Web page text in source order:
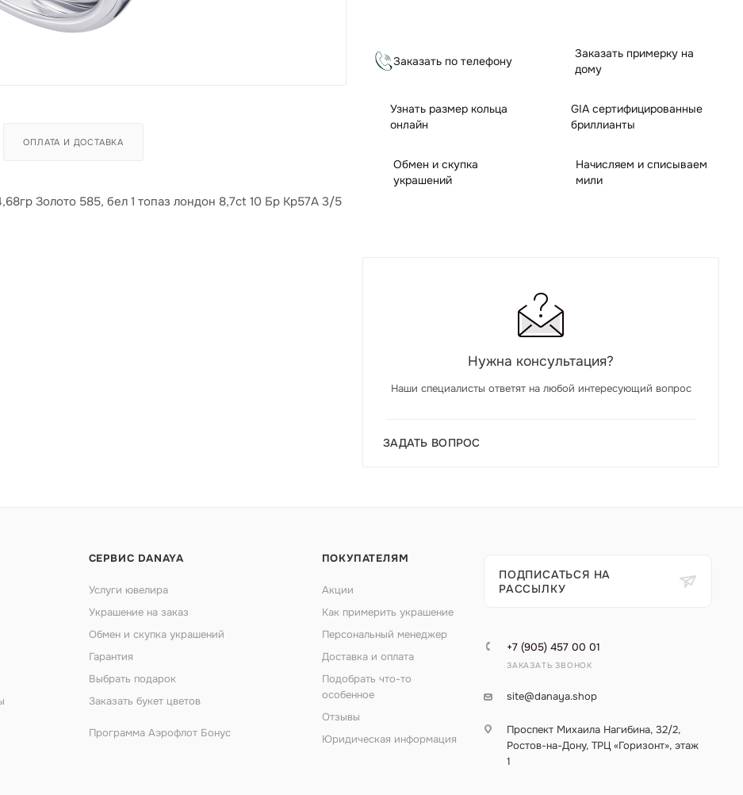
ОПЛАТА И ДОСТАВКА
Золото 585, бел 1 топаз лондон 8,7ct 10 Бр Кр57А 3/5
Заказать по телефону
Заказать примерку на
дому
Узнать размер кольца
онлайн
GIA сертифицированные
бриллианты
Обмен и скупка
украшений
Начисляем и списываем
мили
Нужна консультация?
Наши специалисты ответят на любой интересующий вопрос
ЗАДАТЬ ВОПРОС
СЕРВИС DANAYA
Услуги ювелира
Украшение на заказ
Обмен и скупка украшений
Гарантия
Выбрать подарок
Заказать букет цветов
Программа Аэрофлот Бонус
ПОКУПАТЕЛЯМ
Акции
Как примерить украшение
Персональный менеджер
Доставка и оплата
Подобрать что-то
особенное
Отзывы
Юридическая информация
ПОДПИСАТЬСЯ НА
РАССЫЛКУ
+7 (905) 457 00 01
ЗАКАЗАТЬ ЗВОНОК
site@danaya.shop
Проспект Михаила Нагибина, 32/2,
Ростов-на-Дону, ТРЦ «Горизонт», этаж
1